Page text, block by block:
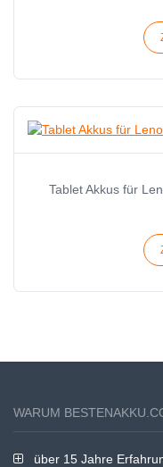
Tablet Akkus für
WARUM
über 15 Jahre